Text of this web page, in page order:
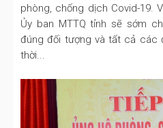
phòng, chống dịch Covid-19.
Ủy ban MTTQ tỉnh sẽ sớm
đúng đối tượng và tất cả các
thời...